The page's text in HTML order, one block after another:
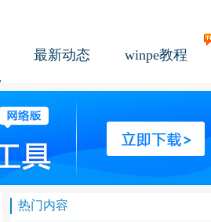
最新动态 winpe教程
热门内容